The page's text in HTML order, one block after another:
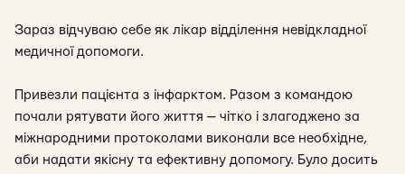
Зараз відчуваю себе як лікар відділення невідкладної
медичної допомоги.
Привезли пацієнта з інфарктом. Разом з командою
почали рятувати його життя — чітко і злагоджено за
міжнародними протоколами виконали все необхідне,
аби надати якісну та ефективну допомогу. Було досить